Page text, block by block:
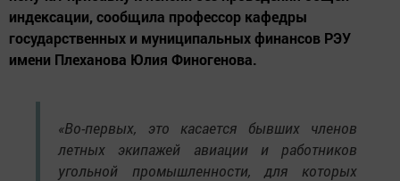
индексации, сообщила профессор кафедры
государственных и муниципальных финансов РЭУ
имени Плеханова Юлия Финогенова.
«Во-первых, это касается бывших членов
летных экипажей авиации и работников
угольной промышленности, для которых